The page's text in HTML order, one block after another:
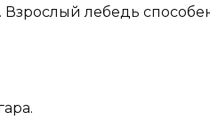
лебедь